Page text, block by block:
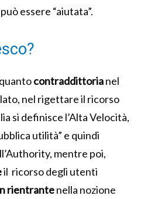
essere “aiutata”.
contraddittorianel
nel rigettare il ricorso
si definisce l’Alta Velocità,
utilità” e quindi
mentre poi,
il ricorso degli utenti
rientrantenella nozione